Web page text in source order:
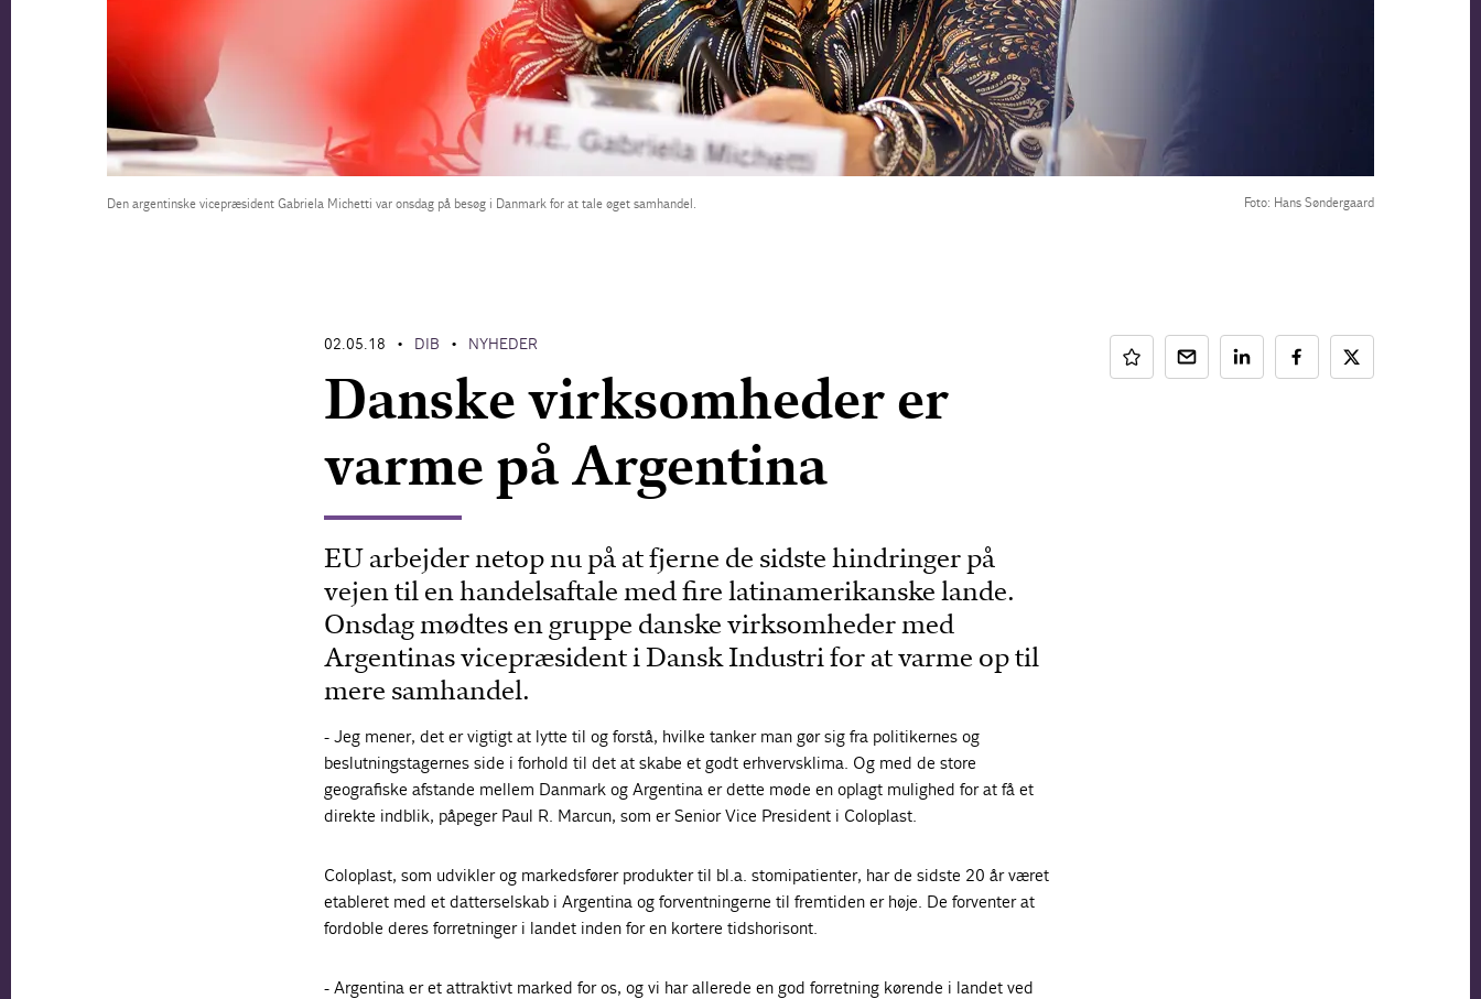
Den argentinske vicepræsident Gabriela Michetti var onsdag på besøg i Danmark for at tale øget samhandel. Foto: Hans Søndergaard
02.05.18 • DIB • NYHEDER
Danske virksomheder er
varme på Argentina
EU arbejder netop nu på at fjerne de sidste hindringer på
vejen til en handelsaftale med fire latinamerikanske lande.
Onsdag mødtes en gruppe danske virksomheder med
Argentinas vicepræsident i Dansk Industri for at varme op til
mere samhandel.
- Jeg mener, det er vigtigt at lytte til og forstå, hvilke tanker man gør sig fra politikernes og
beslutningstagernes side i forhold til det at skabe et godt erhvervsklima. Og med de store
geografiske afstande mellem Danmark og Argentina er dette møde en oplagt mulighed for at få et
direkte indblik, påpeger Paul R. Marcun, som er Senior Vice President i Coloplast.
Coloplast, som udvikler og markedsfører produkter til bl.a. stomipatienter, har de sidste 20 år været
etableret med et datterselskab i Argentina og forventningerne til fremtiden er høje. De forventer at
fordoble deres forretninger i landet inden for en kortere tidshorisont.
- Argentina er et attraktivt marked for os, og vi har allerede en god forretning kørende i landet ved